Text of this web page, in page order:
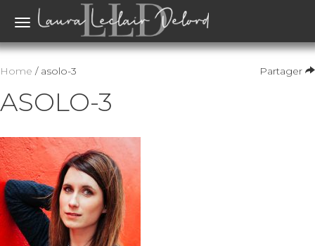
Toggle
Partager
Home / asolo-3
ASOLO-3